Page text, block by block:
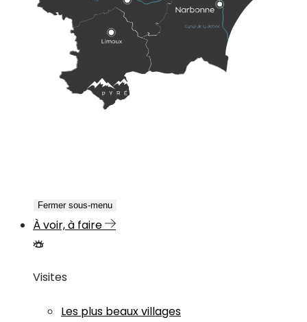
Fermer sous-menu
À voir, à faire
Visites
Les plus beaux villages